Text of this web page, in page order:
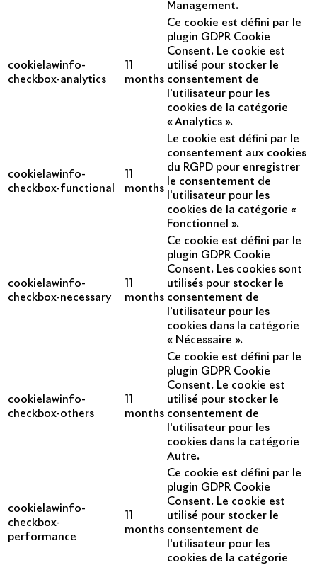
Management.
cookielawinfo-
checkbox-analytics
months
Ce cookie est défini par le
plugin GDPR Cookie
Consent. Le cookie est
utilisé pour stocker le
consentement de
l'utilisateur pour les
cookies de la catégorie
« Analytics ».
cookielawinfo-
checkbox-functional
months
Le cookie est défini par le
consentement aux cookies
du RGPD pour enregistrer
le consentement de
l'utilisateur pour les
cookies de la catégorie «
Fonctionnel ».
cookielawinfo-
checkbox-necessary
months
Ce cookie est défini par le
plugin GDPR Cookie
Consent. Les cookies sont
utilisés pour stocker le
consentement de
l'utilisateur pour les
cookies dans la catégorie
« Nécessaire ».
cookielawinfo-
checkbox-others
months
Ce cookie est défini par le
plugin GDPR Cookie
Consent. Le cookie est
utilisé pour stocker le
consentement de
l'utilisateur pour les
cookies dans la catégorie
Autre.
cookielawinfo-
checkbox-
performance
months
Ce cookie est défini par le
plugin GDPR Cookie
Consent. Le cookie est
utilisé pour stocker le
consentement de
l'utilisateur pour les
cookies de la catégorie